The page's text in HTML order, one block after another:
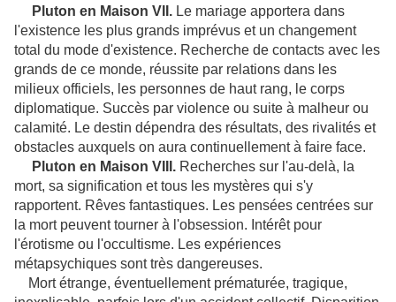
Pluton en Maison VII. Le mariage apportera dans
l'existence les plus grands imprévus et un changement
total du mode d'existence. Recherche de contacts avec les
grands de ce monde, réussite par relations dans les
milieux officiels, les personnes de haut rang, le corps
diplomatique. Succès par violence ou suite à malheur ou
calamité. Le destin dépendra des résultats, des rivalités et
obstacles auxquels on aura continuellement à faire face.
Pluton en Maison VIII. Recherches sur l'au-delà, la
mort, sa signification et tous les mystères qui s'y
rapportent. Rêves fantastiques. Les pensées centrées sur
la mort peuvent tourner à l'obsession. Intérêt pour
l'érotisme ou l'occultisme. Les expériences
métapsychiques sont très dangereuses.
Mort étrange, éventuellement prématurée, tragique,